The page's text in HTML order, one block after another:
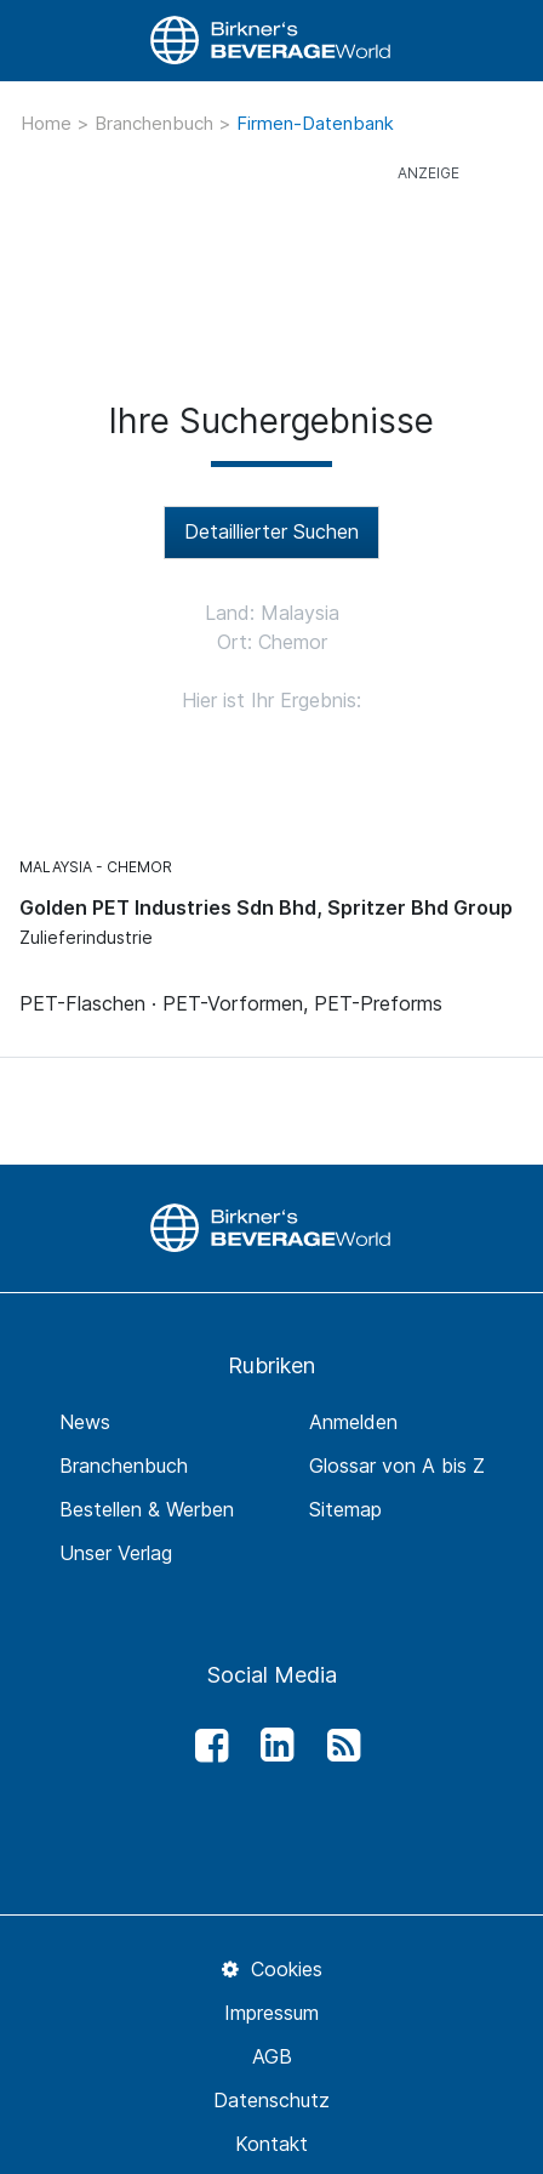
Home > Branchenbuch > Firmen-Datenbank
Ihre Suchergebnisse
Detaillierter Suchen
Land: Malaysia
Ort: Chemor
Hier ist Ihr Ergebnis:
MALAYSIA CHEMOR
Golden PET Industries Sdn Bhd, Spritzer Bhd Group
Zulieferindustrie
PET-Flaschen · PET-Vorformen, PET-Preforms
Rubriken
News
Branchenbuch
Bestellen & Werben
Unser Verlag
Anmelden
Glossar von A bis Z
Sitemap
Social Media
Kontakt
Datenschutz
AGB
Impressum
Cookies